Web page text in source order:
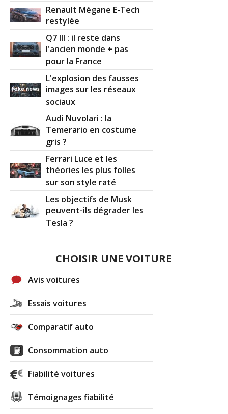
Renault Mégane E-Tech
restylée
Q7 III : il reste dans
l'ancien monde + pas
pour la France
L'explosion des fausses
images sur les réseaux
sociaux
Audi Nuvolari : la
Temerario en costume
gris ?
Ferrari Luce et les
théories les plus folles
sur son style raté
Les objectifs de Musk
peuvent-ils dégrader les
Tesla ?
CHOISIR UNE VOITURE
Avis voitures
Essais voitures
Comparatif auto
Consommation auto
Fiabilité voitures
Témoignages fiabilité